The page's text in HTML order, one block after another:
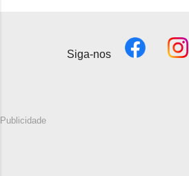
Siga-nos
Publicidade